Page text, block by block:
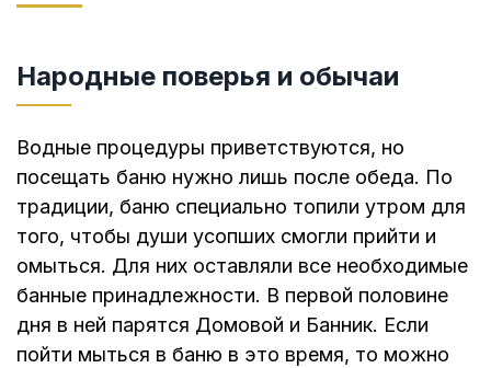
Народные поверья и обычаи
Водные процедуры приветствуются, но
посещать баню нужно лишь после обеда. По
традиции, баню специально топили утром для
того, чтобы души усопших смогли прийти и
омыться. Для них оставляли все необходимые
банные принадлежности. В первой половине
дня в ней парятся Домовой и Банник. Если
пойти мыться в баню в это время, то можно